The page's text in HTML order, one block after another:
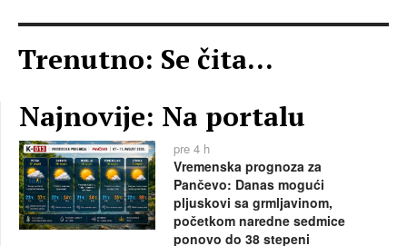
Trenutno: Se čita...
Najnovije: Na portalu
pre 4 h
Vremenska prognoza za
Pančevo: Danas mogući
pljuskovi sa grmljavinom,
početkom naredne sedmice
ponovo do 38 stepeni